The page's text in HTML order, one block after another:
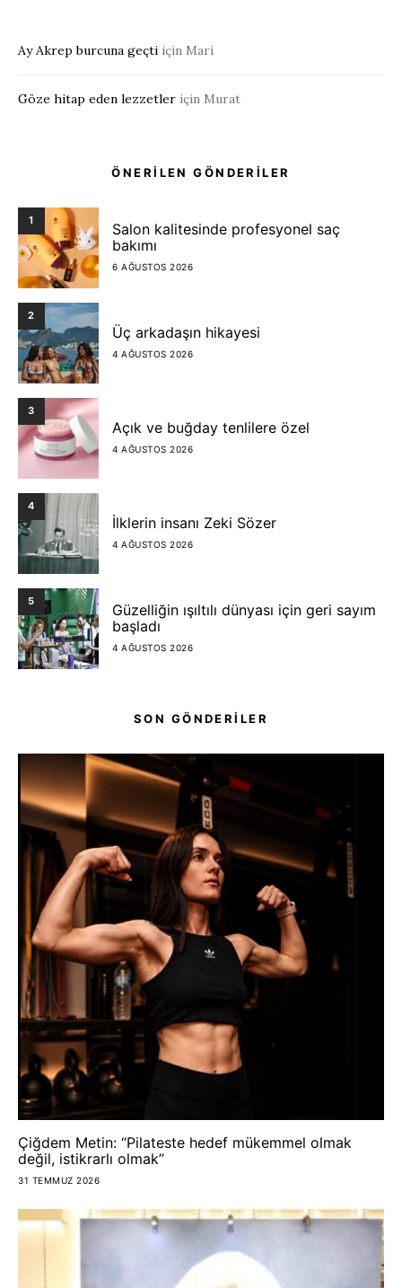
Ay Akrep burcuna geçti için Mari
Göze hitap eden lezzetler için Murat
ÖNERİLEN GÖNDERİLER
1
Salon kalitesinde profesyonel saç
bakımı
6 AĞUSTOS 2026
2
Üç arkadaşın hikayesi
4 AĞUSTOS 2026
3
Açık ve buğday tenlilere özel
4 AĞUSTOS 2026
4
İlklerin insanı Zeki Sözer
4 AĞUSTOS 2026
5
Güzelliğin ışıltılı dünyası için geri sayım
başladı
4 AĞUSTOS 2026
SON GÖNDERİLER
Çiğdem Metin: “Pilateste hedef mükemmel olmak
değil, istikrarlı olmak”
31 TEMMUZ 2026